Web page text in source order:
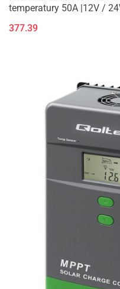
temperatury 50A |12V /
377.39